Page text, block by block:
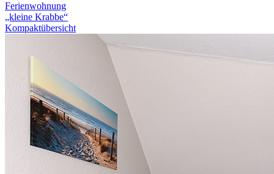
Ferienwohnung
„kleine Krabbe“
Kompaktübersicht